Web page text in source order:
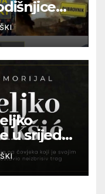
u srijedu